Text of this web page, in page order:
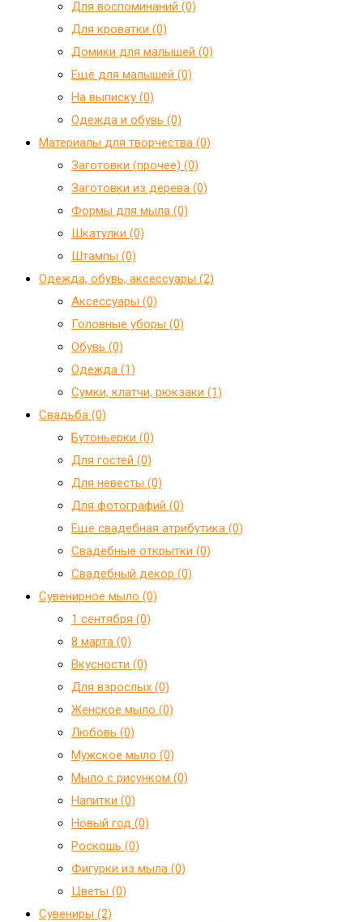
Для воспоминаний (0)
Для кроватки (0)
Домики для малышей (0)
Ещё для малышей (0)
На выписку (0)
Одежда и обувь (0)
Материалы для творчества (0)
Заготовки (прочее) (0)
Заготовки из дерева (0)
Формы для мыла (0)
Шкатулки (0)
Штампы (0)
Одежда, обувь, аксессуары (2)
Аксессуары (0)
Головные уборы (0)
Обувь (0)
Одежда (1)
Сумки, клатчи, рюкзаки (1)
Свадьба (0)
Бутоньерки (0)
Для гостей (0)
Для невесты (0)
Для фотографий (0)
Ещё свадебная атрибутика (0)
Свадебные открытки (0)
Свадебный декор (0)
Сувенирное мыло (0)
1 сентября (0)
8 марта (0)
Вкусности (0)
Для взрослых (0)
Женское мыло (0)
Любовь (0)
Мужское мыло (0)
Мыло с рисунком (0)
Напитки (0)
Новый год (0)
Роскошь (0)
Фигурки из мыла (0)
Цветы (0)
Сувениры (2)